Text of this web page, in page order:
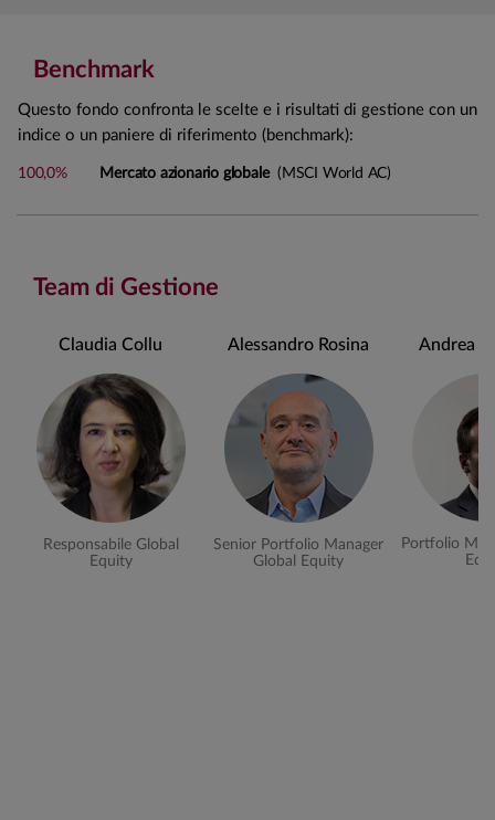
Benchmark
Questo fondo confronta le scelte e i risultati di gestione con un
indice o un paniere di riferimento (benchmark):
100,0% Mercato azionario globale(MSCI World AC)
Team di Gestione
Claudia Collu
Responsabile Global
Equity
Alessandro Rosina
Senior Portfolio Manager
Global Equity
Andrea
Portfolio